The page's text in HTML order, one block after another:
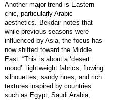
Another major trend is Eastern
chic, particularly Arabic
aesthetics. Bekdair notes that
while previous seasons were
influenced by Asia, the focus has
now shifted toward the Middle
East. “This is about a ‘desert
mood’: lightweight fabrics, flowing
silhouettes, sandy hues, and rich
textures inspired by countries
such as Egypt, Saudi Arabia,